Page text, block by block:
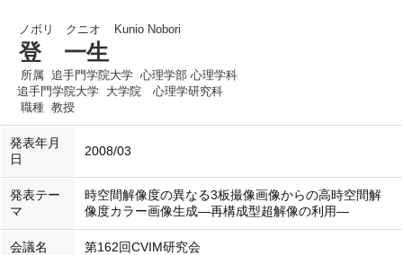
ノボリ クニオ Kunio Nobori
登 一生
所属 追手門学院大学 心理学部 心理学科
追手門学院大学 大学院 心理学研究科
職種 教授
発表年月
日
2008/03
発表テー
マ
時空間解像度の異なる3板撮像画像からの高時空間解
像度カラー画像生成―再構成型超解像の利用―
会議名 第162回CVIM研究会